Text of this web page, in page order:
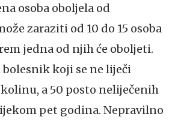
osoba oboljela od
zaraziti od 10 do 15 osoba
jedna od njih će oboljeti.
koji se ne liječi
a 50 posto neliječenih
pet godina. Nepravilno